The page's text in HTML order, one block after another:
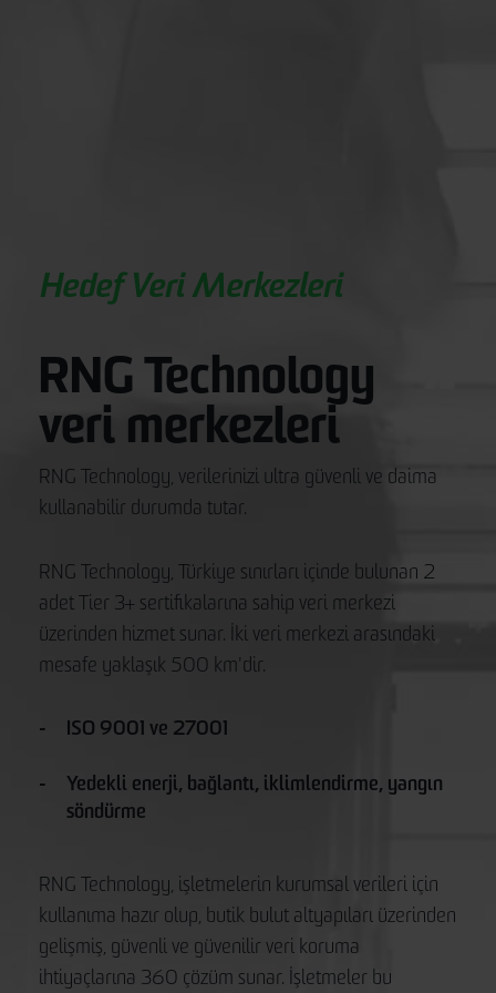
Hedef Veri Merkezleri
RNG Technology
veri merkezleri
RNG Technology, verilerinizi ultra güvenli ve daima
kullanabilir durumda tutar.
RNG Technology, Türkiye sınırları içinde bulunan 2
adet Tier 3+ sertifikalarına sahip veri merkezi
üzerinden hizmet sunar. İki veri merkezi arasındaki
mesafe yaklaşık 500 km'dir.
ISO 9001 ve 27001
Yedekli enerji, bağlantı, iklimlendirme, yangın
söndürme
RNG Technology, işletmelerin kurumsal verileri için
kullanıma hazır olup, butik bulut altyapıları üzerinden
gelişmiş, güvenli ve güvenilir veri koruma
ihtiyaçlarına 360 çözüm sunar. İşletmeler bu